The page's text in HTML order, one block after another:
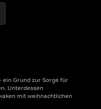
ein Grund zur Sorge für
Unterdessen
mit weihnachtlichen